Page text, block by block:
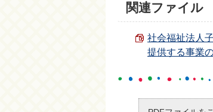
関連ファイル
社会福祉法人
提供する事業